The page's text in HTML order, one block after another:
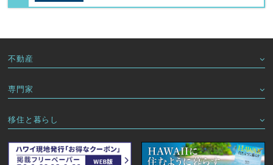
不動産
専門家
移住と暮らし